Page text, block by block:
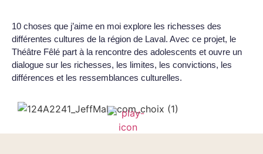
10 choses que j’aime en moi explore les richesses des
différentes cultures de la région de Laval. Avec ce projet, le
Théâtre Fêlé part à la rencontre des adolescents et ouvre un
dialogue sur les richesses, les limites, les convictions, les
différences et les ressemblances culturelles.